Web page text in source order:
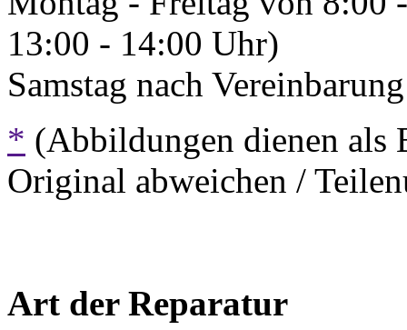
13:00 - 14:00 Uhr)
Samstag nach
* (Abbildungen dienen als
Original abweichen /
Art der Reparatur